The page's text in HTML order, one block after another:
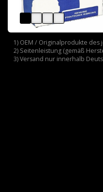
1) OEM / Originalprodukte
2) Seitenleistung (gemäß
3) Versand nur innerhalb